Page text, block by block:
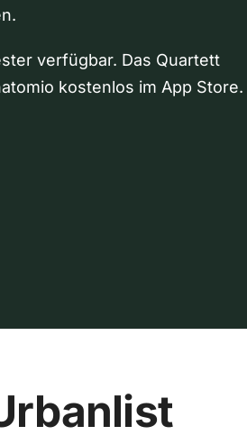
verfügbar. Das Quartett
kostenlos im App Store.